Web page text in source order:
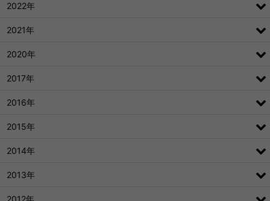
2022年
2021年
2020年
2017年
2016年
2015年
2014年
2013年